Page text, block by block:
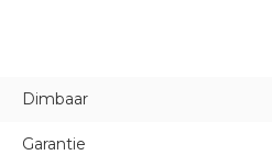
Dimbaar
Garantie